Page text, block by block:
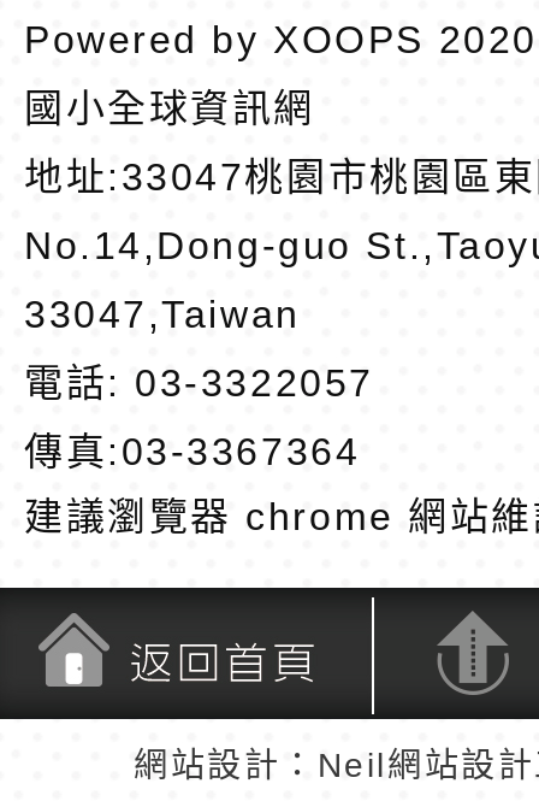
Powered by XOOPS
國小全球資訊網
地址:33047桃園市桃園區
No.14,Dong-guo
33047,Taiwan
電話: 03-3322057
傳真:03-3367364
建議瀏覽器 chrome 網站
返回頂端
網站設計：Neil網站設